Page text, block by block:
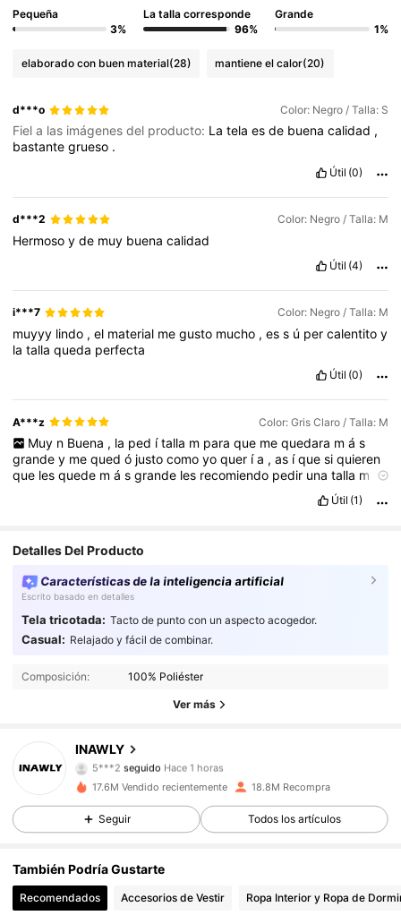
Pequeña
3%
La talla corresponde
96%
Grande
1%
elaborado con buen material(28) mantiene el calor(20)
d***o Color: Negro / Talla: S
Fiel a las imágenes del producto: Latelaesde buenacalidad ,
bastantegrueso .
Útil (0)
d***2 Color: Negro / Talla: M
Hermosoyde muy buenacalidad
Útil (4)
i***7 Color: Negro / Talla: M
muyyy lindo ,el material megusto mucho ,ess ú percalentitoy
latallaqueda perfecta
Útil (0)
A***z Color: Gris Claro / Talla: M
Muy n Buena , la ped ítalla m para que me quedara m á s
grandey mequedó justocomoyoquer ía ,as íquesiquieren
que lesquede másgrande les recomiendo pedir unatalla m á
el
Útil (1)
Detalles Del Producto
Características de la inteligencia artificial
Escrito basado en detalles
Tela tricotada: Tacto de punto con un aspecto acogedor.
Casual: Relajado y fácil de combinar.
Composición: 100% Poliéster
Ver más
INAWLY
4,87 1.1M Seguidores
4,87 1.1M Seguidores
4,87
1.1M Seguidores
4,87 1.1M Seguidores
4,87 1.1M Seguidores
4,87
17.6M Vendido recientemente 18.8M Recompra
Seguir Todos los artículos
También Podría Gustarte
Recomendados Accesorios de Vestir Ropa Interior y Ropa de